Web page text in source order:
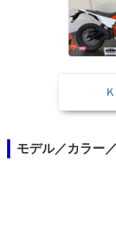
モデル／カラー